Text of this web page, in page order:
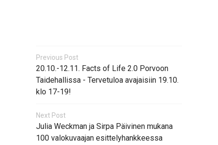
Previous Post
20.10.-12.11. Facts of Life 2.0 Porvoon
Taidehallissa - Tervetuloa avajaisiin 19.10.
klo 17-19!
Next Post
Julia Weckman ja Sirpa Päivinen mukana
100 valokuvaajan esittelyhankkeessa